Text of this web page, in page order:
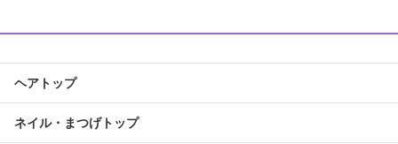
ヘアトップ
ネイル・まつげトップ